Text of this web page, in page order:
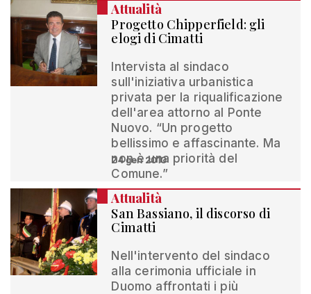
Attualità
Progetto Chipperfield: gli
elogi di Cimatti
Intervista al sindaco
sull'iniziativa urbanistica
privata per la riqualificazione
dell'area attorno al Ponte
Nuovo. “Un progetto
bellissimo e affascinante. Ma
non è una priorità del
Comune.”
24 gen 2010
Attualità
San Bassiano, il discorso di
Cimatti
Nell'intervento del sindaco
alla cerimonia ufficiale in
Duomo affrontati i più